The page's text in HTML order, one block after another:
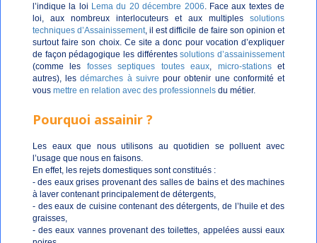
l’indique la loi Lema du 20 décembre 2006. Face aux textes de
loi, aux nombreux interlocuteurs et aux multiples solutions
techniques d’Assainissement, il est difficile de faire son opinion et
surtout faire son choix. Ce site a donc pour vocation d’expliquer
de façon pédagogique les différentessolutions d’assainissement
(comme les fosses septiques toutes eaux, micro-stationset
autres), lesdémarches à suivre pour obtenir une conformité et
vous mettre en relation avec des professionnels du métier.
Pourquoi assainir ?
Les eaux que nous utilisons au quotidien se polluent avec
l’usage que nous en faisons.
En effet, les rejets domestiques sont constitués :
- des eaux grises provenant des salles de bains et des machines
à laver contenant principalement de détergents,
- des eaux de cuisine contenant des détergents, de l’huile et des
graisses,
- des eaux vannes provenant des toilettes, appelées aussi eaux